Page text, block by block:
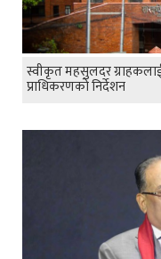
स्वीकृत महसुलदर ग्राहकलाई
प्राधिकरणको निर्देशन